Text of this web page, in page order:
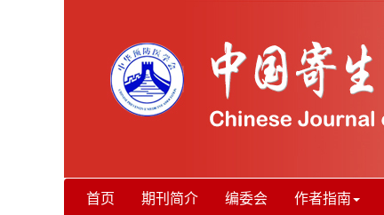
首页 期刊简介 编委会 作者指南